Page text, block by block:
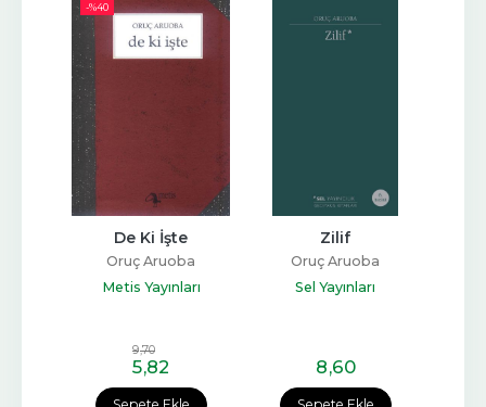
-%40
De Ki İşte
Oruç Aruoba
Metis Yayınları
9,70
5,82
Zilif
Oruç Aruoba
Sel Yayınları
8,60